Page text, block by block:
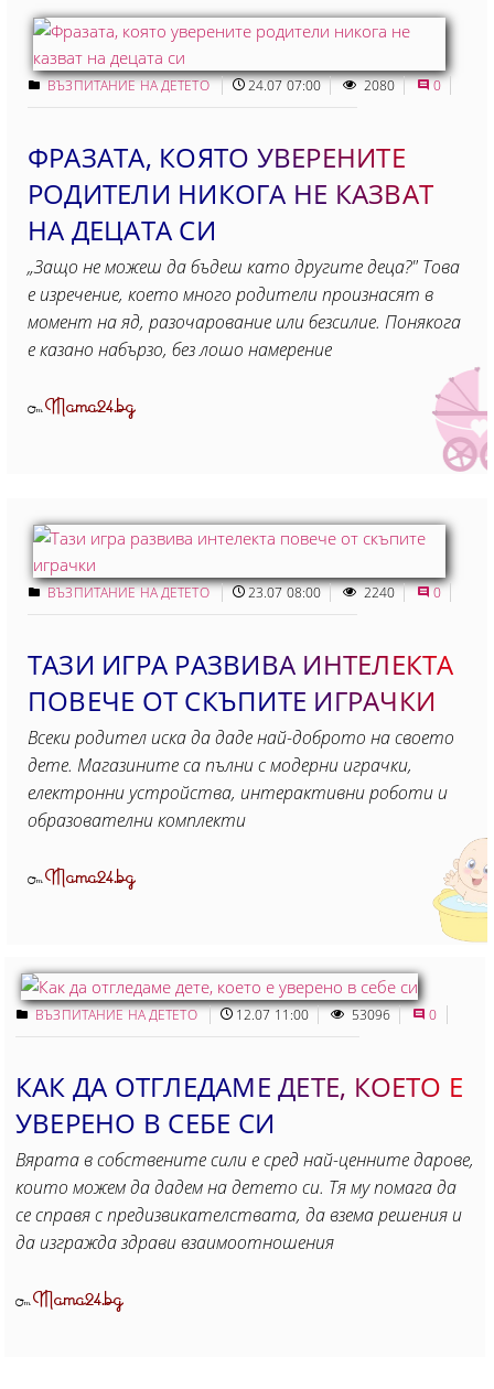
ВЪЗПИТАНИЕ НА ДЕТЕТО 24.07 07:00 2080 0
ФРАЗАТА, КОЯТО УВЕРЕНИТЕ
РОДИТЕЛИ НИКОГА НЕ КАЗВАТ
НА ДЕЦАТА СИ
„Защо не можеш да бъдеш като другите деца?" Това
е изречение, което много родители произнасят в
момент на яд, разочарование или безсилие. Понякога
е казано набързо, без лошо намерение
ОтMama24.bg
ВЪЗПИТАНИЕ НА ДЕТЕТО 23.07 08:00 2240 0
ТАЗИ ИГРА РАЗВИВА ИНТЕЛЕКТА
ПОВЕЧЕ ОТ СКЪПИТЕ ИГРАЧКИ
Всеки родител иска да даде най-доброто на своето
дете. Магазините са пълни с модерни играчки,
електронни устройства, интерактивни роботи и
образователни комплекти
ОтMama24.bg
ВЪЗПИТАНИЕ НА ДЕТЕТО 12.07 11:00 53096 0
КАК ДА ОТГЛЕДАМЕ ДЕТЕ, КОЕТО Е
УВЕРЕНО В СЕБЕ СИ
Вярата в собствените сили е сред най-ценните дарове,
които можем да дадем на детето си. Тя му помага да
се справя с предизвикателствата, да взема решения и
да изгражда здрави взаимоотношения
ОтMama24.bg